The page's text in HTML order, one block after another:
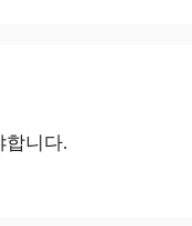
합니다.